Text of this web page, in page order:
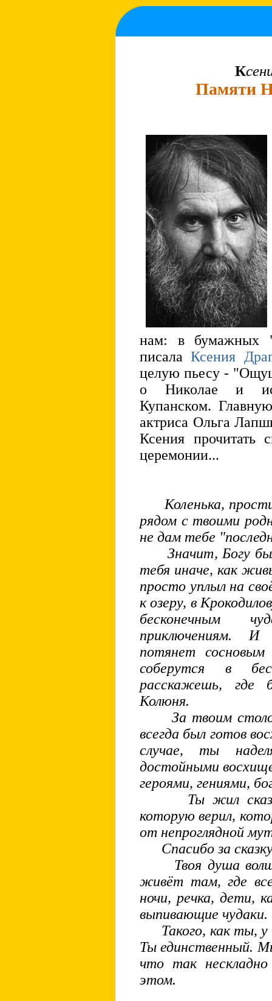
К
Памяти
нам: в бумажных
писалаКсения
целую пьесу -
о Николае и
Купанском.
актриса Ольга
Ксения прочитать
церемонии...
Коленька,
рядом с твоими
не дам тебе
Значит, Богу
тебя иначе, как
просто уплыл на
к озеру, в
бесконечным
приключениям. И
потянет
соберутся в
расскажешь,
Колюня.
За твоим столом
всегда был готов
случае, ты
достойными
героями, гениями,
Ты жил сказку,
которую верил,
от непроглядной
Спасибо за
Твоя душа
живёт там, где
ночи, речка, дети,
выпивающие чудаки.
Такого, как ты, у
Ты единственный.
что так
этом.